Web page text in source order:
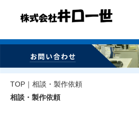
TOP ｜相談・製作依頼
相談・製作依頼